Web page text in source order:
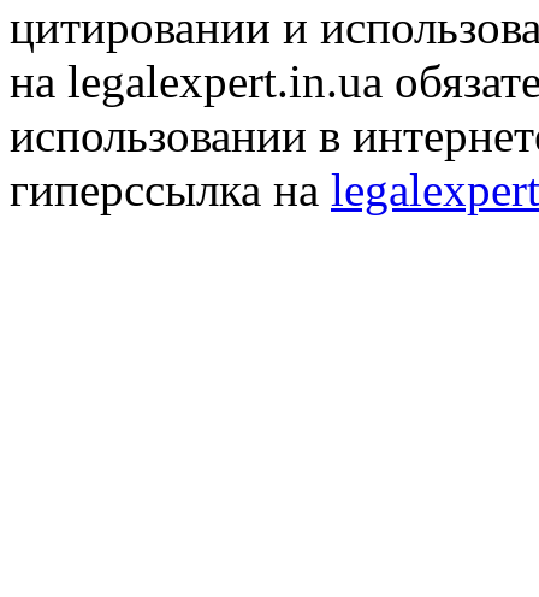
цитировании и
на legalexpert.in.ua
использовании в
гиперссылка на